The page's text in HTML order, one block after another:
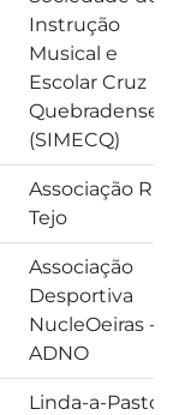
Instrução
Musical e
Escolar Cruz
Quebradense
(SIMECQ)
Associação Run
Tejo
Associação
Desportiva
NucleOeiras -
ADNO
Linda-a-Pastora